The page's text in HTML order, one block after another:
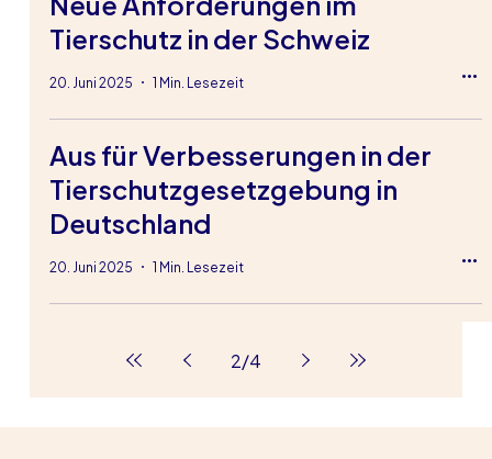
Tierschutz in der Schweiz
20. Juni 2025 1 Min. Lesezeit
Aus für Verbesserungen in der
Tierschutzgesetzgebung in
Deutschland
20. Juni 2025 1 Min. Lesezeit
2/4